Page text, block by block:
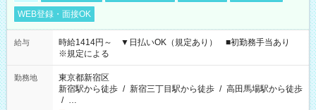
WEB登録・面接OK
給与
時給1414円～ ▼日払いOK（規定あり） ■初勤務手当あり
※規定による
勤務地
東京都新宿区
新宿駅から徒歩 / 新宿三丁目駅から徒歩 / 高田馬場駅から徒歩
/ …